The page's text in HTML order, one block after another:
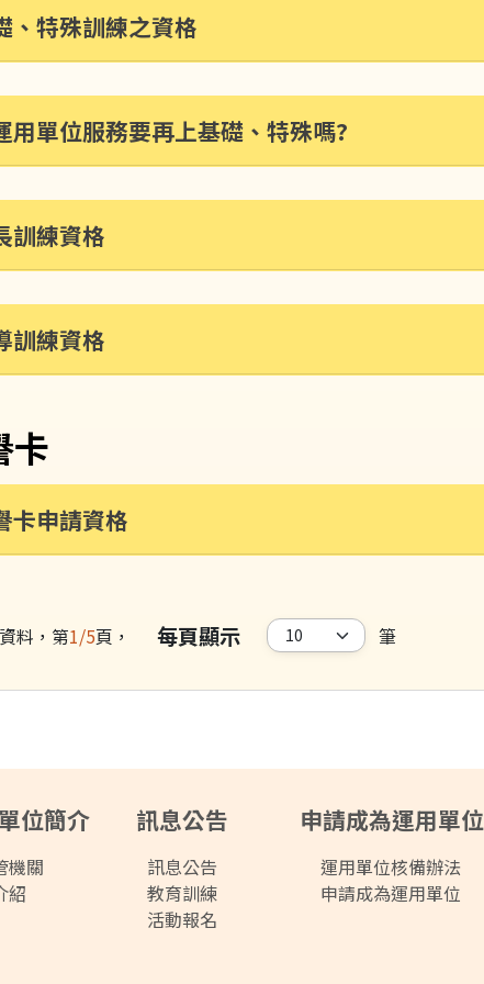
、特殊訓練之資格
用單位服務要再上基礎、特殊嗎?
訓練資格
訓練資格
卡
卡申請資格
料，第1/5頁， 每頁顯示 筆
位簡介
機關
紹
訊息公告
訊息公告
教育訓練
活動報名
申請成為運用單位
運用單位核備辦法
申請成為運用單位